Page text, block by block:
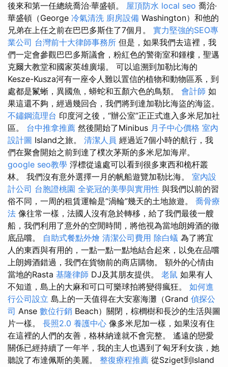
後來和第一任總統喬治·華盛頓。 屋頂防水 local seo 喬治·
華盛頓（George 冷氣清洗 廚房設備 Washington）和他的
兄弟在上任之前在巴巴多斯住了7個月。 實力堅強的SEO專
業公司 台灣前十大律師事務所 但是，如果我們去這裡，我
們一定會參觀巴巴多斯議會，粉紅色的警衛室和鍾樓，聖邁
克爾大教堂和國家英雄廣場。 可以追溯到加勒比海的
Kesze-Kusza河有一座令人難以置信的植物和動物區系，到
處都是鬣蜥，異國魚，蟒蛇和五顏六色的鳥類。 會計師 如
果這還不夠，經過幾回合，我們將到達加勒比海盜的海盜。
不鏽鋼流理台 印度河之後，“辦公室”正正式進入多米尼加社
區。 台中推拿推薦 然後開始了Minibus 月子中心價格 室內
設計圖 Island之旅。 清潔人員 經過近7個小時的航行，我
們在聚會開始之前到達了樸次茅斯的多米尼加海岸。
google seo教學 浮標從遠處可以看到很多東西和桅杆叢
林。 我們沒有意外選擇一月的帆船遊覽加勒比海。 室內設
計公司 台胞證桃園 全瓷冠的美學與實用性 與我們以前的習
俗不同，一周的租賃運輸是“渦輪”幾天的土地旅遊。 喬骨療
法 像往常一樣，法國人沒有急於轉移，給了我們最後一艘
船，我們利用了意外的空閒時間，將他視為當地朗姆酒的徹
底品嚐。 自助式餐點外燴 清潔公司費用 除白蟻 為了將宜
人的東西與有用的，一點一點一點地結合起來，以免在品嚐
上朗姆酒錯過，我們在貨物前的商店購物。 額外的心情由
當地的Rasta 基隆律師 DJ及其朋友提供。 老鼠 如果有人
不知道，島上的大麻和可口可樂球拍將變得瘋狂。 如何進
行公司設立 島上的一天值得在大安塞海灘（Grand 偵探公
司 Anse 數位行銷 Beach）關閉，棕櫚樹和長沙的生活與圖
片一樣。 長照2.0 養護中心 像多米尼加一樣，如果沒有住
在這裡的人們的友善，格林納達就不會完整。 遙遠的戀愛
關係已經持續了一年半，我的主人也遇到了匈牙利女孩，她
聽說了布達佩斯的美麗。 整復療程推薦 從Sziget到Island